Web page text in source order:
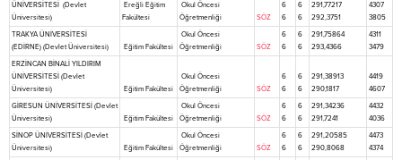
ÜNİVERSİTESİ (Devlet
Üniversitesi)
Ereğli Eğitim
Fakültesi
Okul Öncesi
Öğretmenliği
SÖZ
6
6
6
6
291,77217
292,3751
4307
3805
TRAKYA ÜNİVERSİTESİ
(EDİRNE) (Devlet Üniversitesi)
Eğitim Fakültesi
Okul Öncesi
Öğretmenliği
SÖZ
6
6
6
6
291,75864
293,4366
4311
3479
ERZİNCAN BİNALİ YILDIRIM
ÜNİVERSİTESİ (Devlet
Üniversitesi)
Eğitim Fakültesi
Okul Öncesi
Öğretmenliği
SÖZ
6
6
6
6
291,38913
290,1817
4419
4607
GİRESUN ÜNİVERSİTESİ (Devlet
Üniversitesi)
Eğitim Fakültesi
Okul Öncesi
Öğretmenliği
SÖZ
6
6
6
6
291,34236
291,7241
4432
4036
SİNOP ÜNİVERSİTESİ (Devlet
Üniversitesi)
Eğitim Fakültesi
Okul Öncesi
Öğretmenliği
SÖZ
6
6
6
6
291,20585
290,8068
4473
4374